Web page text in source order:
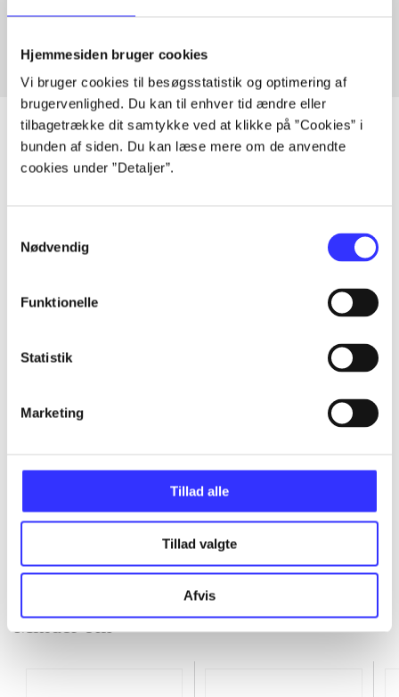
Hjemmesiden bruger cookies
Vi bruger cookies til besøgsstatistik og optimering af
brugervenlighed. Du kan til enhver tid ændre eller
tilbagetrække dit samtykke ved at klikke på ”Cookies” i
bunden af siden. Du kan læse mere om de anvendte
cookies under ”Detaljer”.
Nødvendig
Funktionelle
Statistik
Marketing
Tillad alle
Tillad valgte
Afvis
Minder om